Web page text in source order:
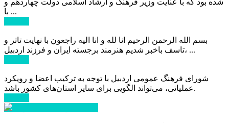
با ...
بسم الله الرحمن الرحیم انا لله و انا الیه راجعون با نهایت تاثر و
تاسف باخبر شدیم هنرمند برجسته ایران و فرزند اردبیل، ...
شورای فرهنگ عمومی اردبیل با توجه به ترکیب اعضا و رویکرد
عملیاتی، می‌تواند الگویی برای سایر استان‌های کشور باشد.